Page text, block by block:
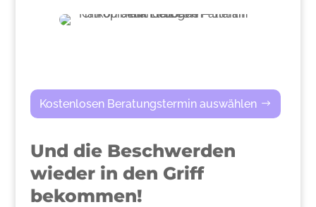
Kostenlosen Beratungstermin auswählen
Und die Beschwerden
wieder in den Griff
bekommen!